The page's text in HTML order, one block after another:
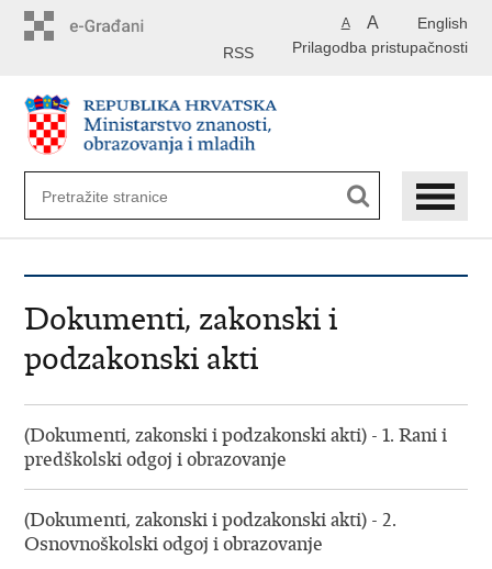
English
A A
Prilagodba pristupačnosti
RSS
Dokumenti, zakonski i
podzakonski akti
(Dokumenti, zakonski i podzakonski akti) - 1. Rani i
predškolski odgoj i obrazovanje
(Dokumenti, zakonski i podzakonski akti) - 2.
Osnovnoškolski odgoj i obrazovanje